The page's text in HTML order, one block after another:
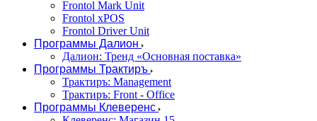
Frontol Mark Unit
Frontol xPOS
Frontol Driver Unit
Программы Далион
Далион: Тренд «Основная поставка»
Программы Трактиръ
Трактиръ: Management
Трактиръ: Front - Office
Программы Клеверенс